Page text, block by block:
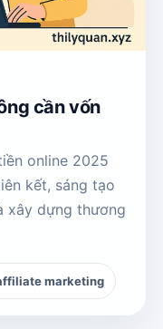
cần vốn
online 2025
kết, sáng tạo
xây dựng thương
marketing